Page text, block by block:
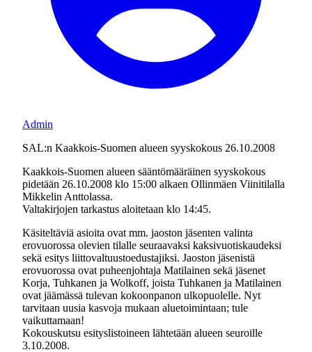
Admin
SAL:n Kaakkois-Suomen alueen syyskokous 26.10.2008
Kaakkois-Suomen alueen sääntömääräinen syyskokous
pidetään 26.10.2008 klo 15:00 alkaen Ollinmäen Viinitilalla
Mikkelin Anttolassa.
Valtakirjojen tarkastus aloitetaan klo 14:45.
Käsiteltäviä asioita ovat mm. jaoston jäsenten valinta
erovuorossa olevien tilalle seuraavaksi kaksivuotiskaudeksi
sekä esitys liittovaltuustoedustajiksi. Jaoston jäsenistä
erovuorossa ovat puheenjohtaja Matilainen sekä jäsenet
Korja, Tuhkanen ja Wolkoff, joista Tuhkanen ja Matilainen
ovat jäämässä tulevan kokoonpanon ulkopuolelle. Nyt
tarvitaan uusia kasvoja mukaan aluetoimintaan; tule
vaikuttamaan!
Kokouskutsu esityslistoineen lähtetään alueen seuroille
3.10.2008.